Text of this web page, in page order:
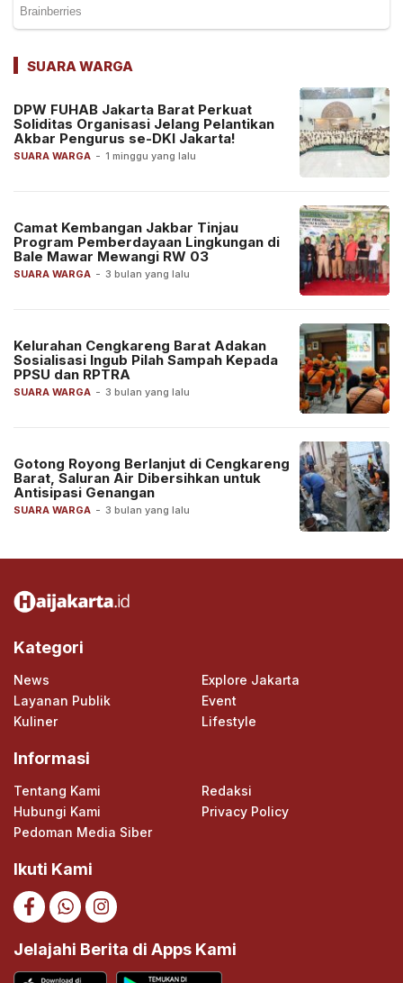
SUARA WARGA
SUARA WARGA - 1 minggu yang lalu
DPW FUHAB Jakarta Barat Perkuat
Soliditas Organisasi Jelang Pelantikan
Akbar Pengurus se-DKI Jakarta!
SUARA WARGA - 3 bulan yang lalu
Camat Kembangan Jakbar Tinjau
Program Pemberdayaan Lingkungan di
Bale Mawar Mewangi RW 03
SUARA WARGA - 3 bulan yang lalu
Kelurahan Cengkareng Barat Adakan
Sosialisasi Ingub Pilah Sampah Kepada
PPSU dan RPTRA
SUARA WARGA - 3 bulan yang lalu
Gotong Royong Berlanjut di Cengkareng
Barat, Saluran Air Dibersihkan untuk
Antisipasi Genangan
Kategori
News
Explore Jakarta
Layanan Publik
Event
Kuliner
Lifestyle
Informasi
Tentang Kami
Redaksi
Hubungi Kami
Privacy Policy
Pedoman Media Siber
Ikuti Kami
Jelajahi Berita di Apps Kami